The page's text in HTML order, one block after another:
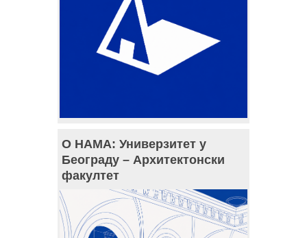
О НАМА: Универзитет у
Београду – Архитектонски
факултет